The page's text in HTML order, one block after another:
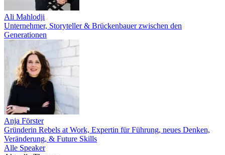
Ali Mahlodji
Unternehmer, Storyteller & Brückenbauer zwischen den
Generationen
Anja Förster
Gründerin Rebels at Work, Expertin für Führung, neues Denken,
Veränderung, & Future Skills
Alle Speaker